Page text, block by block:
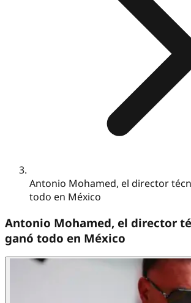
Antonio Mohamed, el director
todo en México
Antonio Mohamed, el director
ganó todo en México